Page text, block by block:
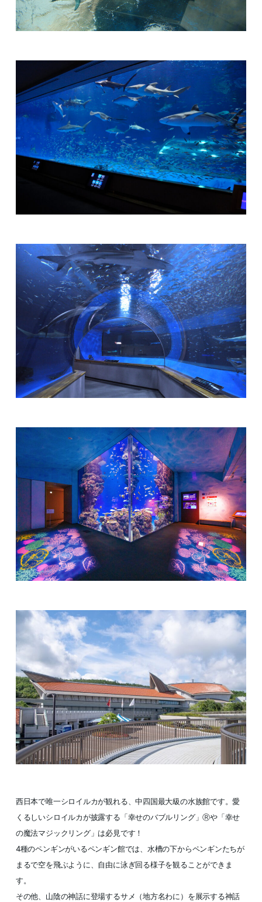
西日本で唯一シロイルカが観れる、中四国最大級の水族館です。愛
くるしいシロイルカが披露する「幸せのバブルリング」Ⓡや「幸せ
の魔法マジックリング」は必見です！
4種のペンギンがいるペンギン館では、水槽の下からペンギンたちが
まるで空を飛ぶように、自由に泳ぎ回る様子を観ることができま
す。
その他、山陰の神話に登場するサメ（地方名わに）を展示する神話